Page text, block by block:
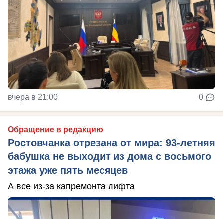
вчера в 21:00 0
Обращение в редакцию
Ростовчанка отрезана от мира: 93-летняя
бабушка не выходит из дома с восьмого
этажа уже пять месяцев
А все из-за капремонта лифта